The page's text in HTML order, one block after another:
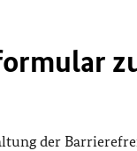
der